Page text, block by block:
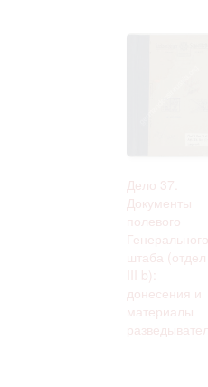
Дело 37.
Документы
полевого
Генерального
штаба (отдел
III b):
донесения и
материалы